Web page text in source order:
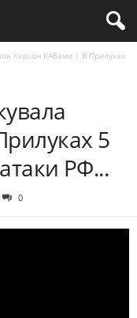
Херсон КАБами | В Прилуках
5
РФ...
0